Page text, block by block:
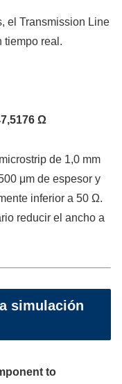
el Transmission Line
tiempo real.
Ω
de 1,0 mm
μm de espesor y
inferior a 50 Ω.
reducir el ancho a
simulación
to